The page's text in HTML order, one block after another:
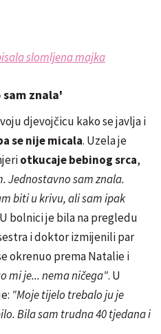
slomljena majka
znala'
djevojčicu kako se javlja i
se nije micala. Uzela je
otkucaje bebinog srca,
Jednostavno sam znala.
biti u krivu, ali sam ipak
bolnici je bila na pregledu
i doktor izmijenili par
okrenuo prema Natalie i
mi je... nema ničega". U
"Moje tijelo trebalo ju je
Bila sam trudna 40 tjedana i